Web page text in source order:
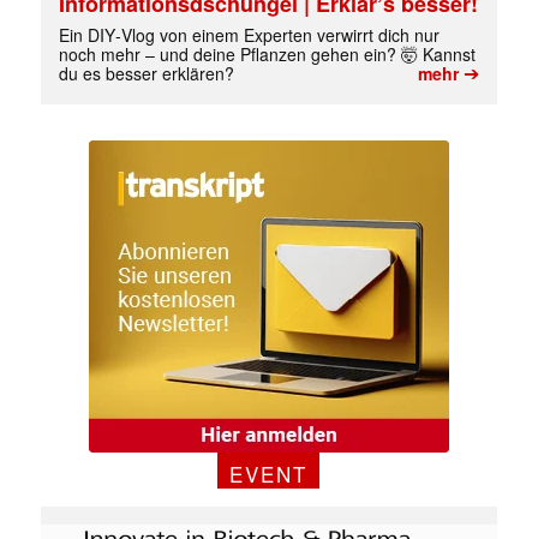
Ein DIY‑Vlog von einem Experten verwirrt dich nur
noch mehr – und deine Pflanzen gehen ein? 🤯 Kannst
du es besser erklären?
mehr➔
EVENT